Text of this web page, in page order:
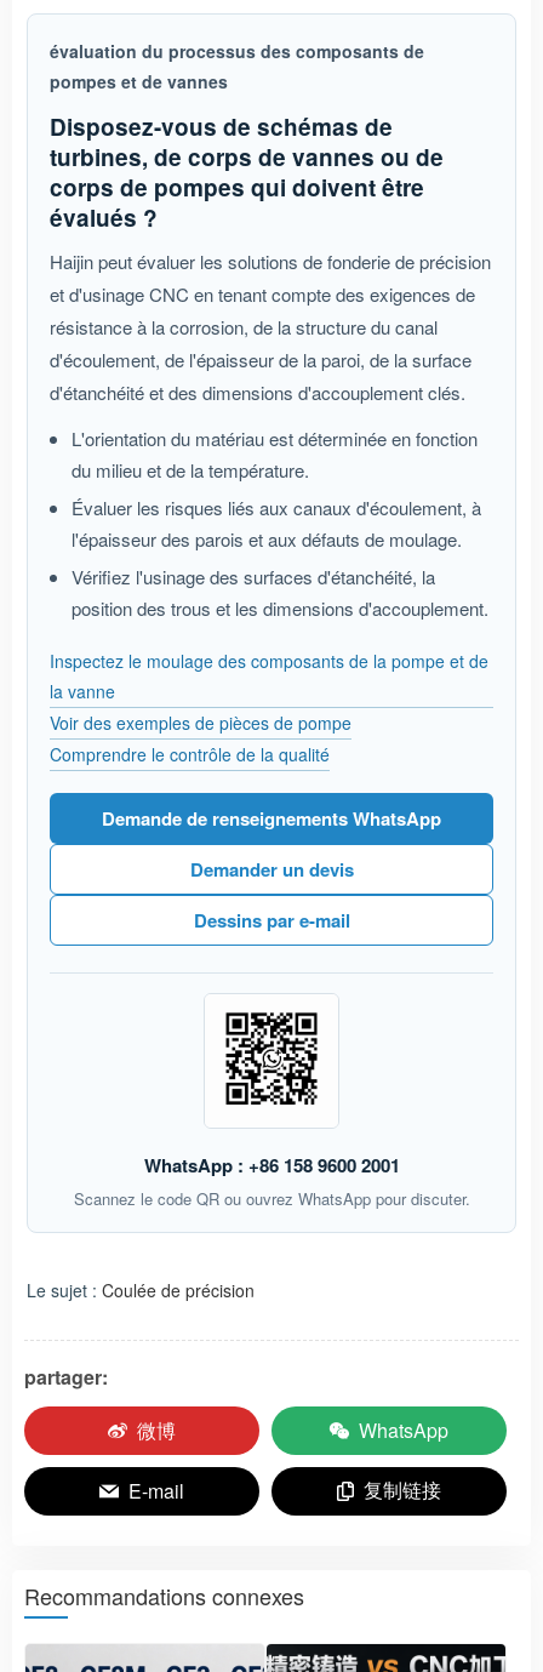
évaluation du processus des composants de
pompes et de vannes
Disposez-vous de schémas de
turbines, de corps de vannes ou de
corps de pompes qui doivent être
évalués ?
Haijin peut évaluer les solutions de fonderie de précision
et d'usinage CNC en tenant compte des exigences de
résistance à la corrosion, de la structure du canal
d'écoulement, de l'épaisseur de la paroi, de la surface
d'étanchéité et des dimensions d'accouplement clés.
L'orientation du matériau est déterminée en fonction
du milieu et de la température.
Évaluer les risques liés aux canaux d'écoulement, à
l'épaisseur des parois et aux défauts de moulage.
Vérifiez l'usinage des surfaces d'étanchéité, la
position des trous et les dimensions d'accouplement.
Inspectez le moulage des composants de la pompe et de
la vanne
Voir des exemples de pièces de pompe
Comprendre le contrôle de la qualité
Demande de renseignements WhatsApp
Demander un devis
Dessins par e-mail
WhatsApp : +86 158 9600 2001
Scannez le code QR ou ouvrez WhatsApp pour discuter.
Le sujet : Coulée de précision
partager:
微博
WhatsApp
E-mail 复制链接
Recommandations connexes